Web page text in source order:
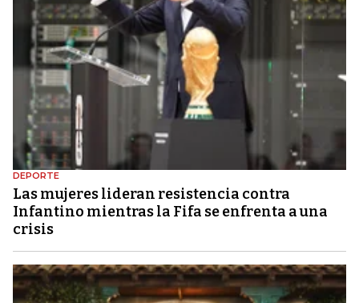
DEPORTE
Las mujeres lideran resistencia contra
Infantino mientras la Fifa se enfrenta a una
crisis